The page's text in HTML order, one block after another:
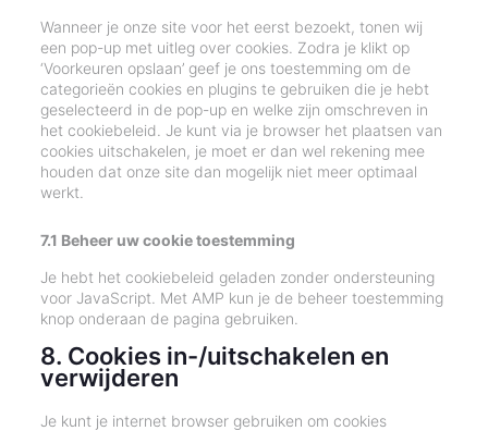
Wanneer je onze site voor het eerst bezoekt, tonen wij
een pop-up met uitleg over cookies. Zodra je klikt op
‘Voorkeuren opslaan’ geef je ons toestemming om de
categorieën cookies en plugins te gebruiken die je hebt
geselecteerd in de pop-up en welke zijn omschreven in
het cookiebeleid. Je kunt via je browser het plaatsen van
cookies uitschakelen, je moet er dan wel rekening mee
houden dat onze site dan mogelijk niet meer optimaal
werkt.
7.1 Beheer uw cookie toestemming
Je hebt het cookiebeleid geladen zonder ondersteuning
voor JavaScript. Met AMP kun je de beheer toestemming
knop onderaan de pagina gebruiken.
8. Cookies in-/uitschakelen en
verwijderen
Je kunt je internet browser gebruiken om cookies